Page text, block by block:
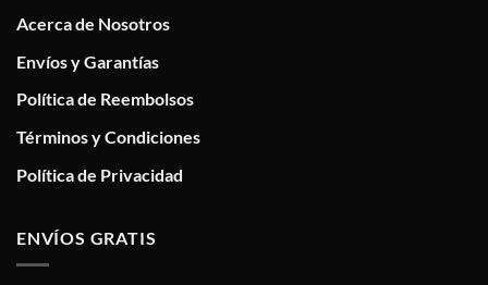
Acerca de Nosotros
Envíos y Garantías
Política de Reembolsos
Términos y Condiciones
Política de Privacidad
ENVÍOS GRATIS